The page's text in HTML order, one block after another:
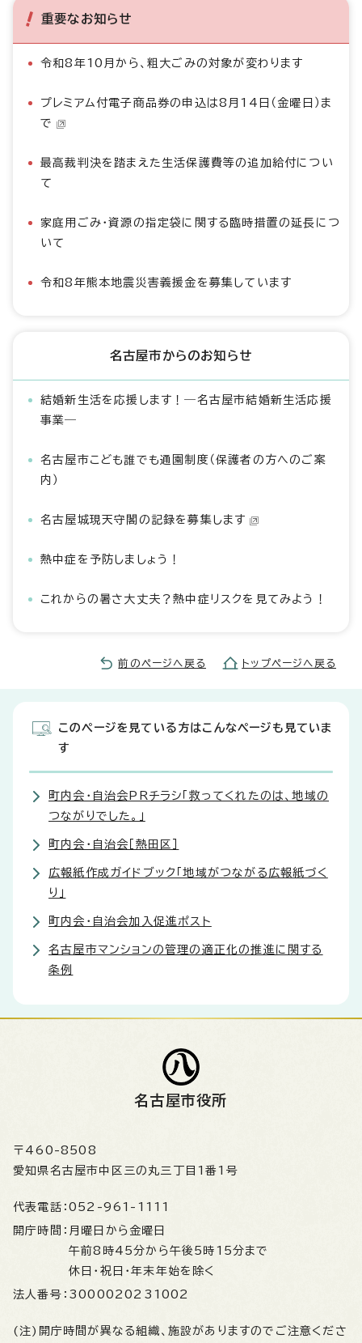
重要なお知らせ
令和8年10月から、粗大ごみの対象が変わります
プレミアム付電子商品券の申込は8月14日（金曜日）ま
で
最高裁判決を踏まえた生活保護費等の追加給付につい
て
家庭用ごみ・資源の指定袋に関する臨時措置の延長につ
いて
令和8年熊本地震災害義援金を募集しています
名古屋市からのお知らせ
結婚新生活を応援します！―名古屋市結婚新生活応援
事業―
名古屋市こども誰でも通園制度（保護者の方へのご案
内）
名古屋城現天守閣の記録を募集します
熱中症を予防しましょう！
これからの暑さ大丈夫？熱中症リスクを見てみよう！
前のページへ戻る トップページへ戻る
このページを見ている方はこんなページも見ていま
す
町内会・自治会PRチラシ「救ってくれたのは、地域の
つながりでした。」
町内会・自治会［熱田区］
広報紙作成ガイドブック「地域がつながる広報紙づく
り」
町内会・自治会加入促進ポスト
名古屋市マンションの管理の適正化の推進に関する
条例
名古屋市役所
〒460-8508
愛知県名古屋市中区三の丸三丁目1番1号
代表電話： 052-961-1111
開庁時間： 月曜日から金曜日
午前8時45分から午後5時15分まで
休日・祝日・年末年始を除く
法人番号： 3000020231002
(注)開庁時間が異なる組織、施設がありますのでご注意くださ